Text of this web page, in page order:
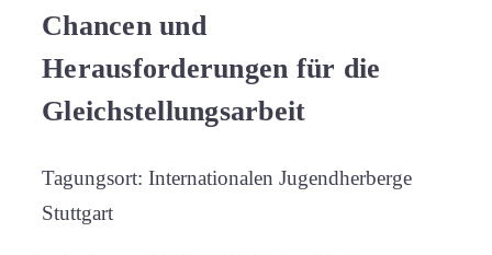
Chancen und
Herausforderungen für die
Gleichstellungsarbeit
Tagungsort: Internationalen Jugendherberge
Stuttgart